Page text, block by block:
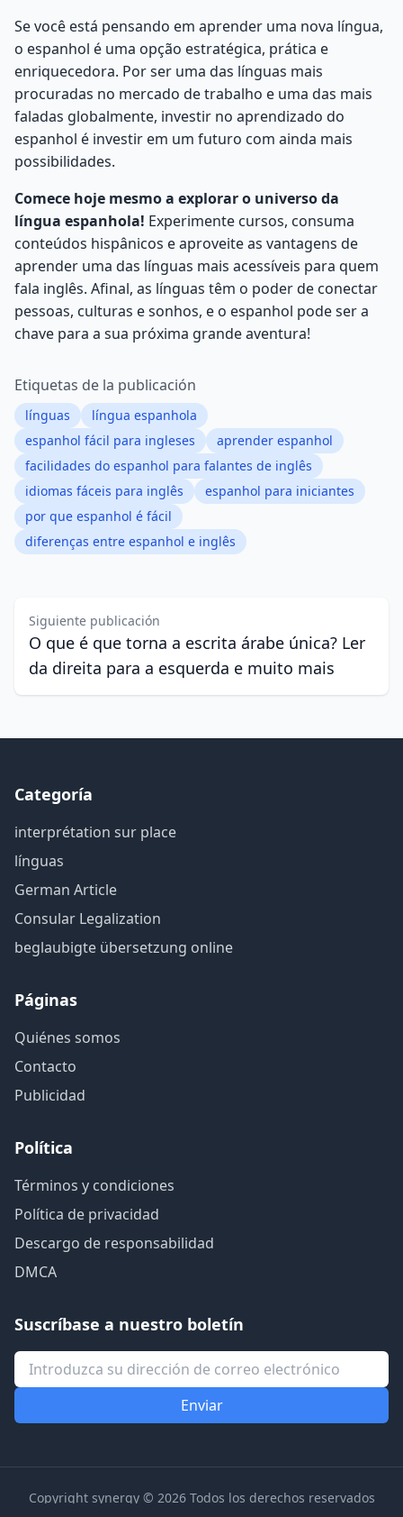
Se você está pensando em aprender uma nova língua,
o espanhol é uma opção estratégica, prática e
enriquecedora. Por ser uma das línguas mais
procuradas no mercado de trabalho e uma das mais
faladas globalmente, investir no aprendizado do
espanhol é investir em um futuro com ainda mais
possibilidades.
Comece hoje mesmo a explorar o universo da
língua espanhola! Experimente cursos, consuma
conteúdos hispânicos e aproveite as vantagens de
aprender uma das línguas mais acessíveis para quem
fala inglês. Afinal, as línguas têm o poder de conectar
pessoas, culturas e sonhos, e o espanhol pode ser a
chave para a sua próxima grande aventura!
Etiquetas de la publicación
línguas
língua espanhola
espanhol fácil para ingleses
aprender espanhol
facilidades do espanhol para falantes de inglês
idiomas fáceis para inglês
espanhol para iniciantes
por que espanhol é fácil
diferenças entre espanhol e inglês
Siguiente publicación
O que é que torna a escrita árabe única? Ler
da direita para a esquerda e muito mais
Categoría
interprétation sur place
línguas
German Article
Consular Legalization
beglaubigte übersetzung online
Páginas
Quiénes somos
Contacto
Publicidad
Política
Términos y condiciones
Política de privacidad
Descargo de responsabilidad
DMCA
Suscríbase a nuestro boletín
Copyright synergy © 2026 Todos los derechos reservados